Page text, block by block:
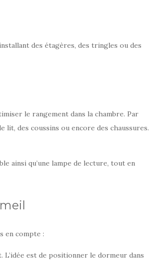
des étagères, des tringles ou des
le rangement dans la chambre. Par
des coussins ou encore des chaussures.
ainsi qu’une lampe de lecture, tout en
en compte :
est de positionner le dormeur dans